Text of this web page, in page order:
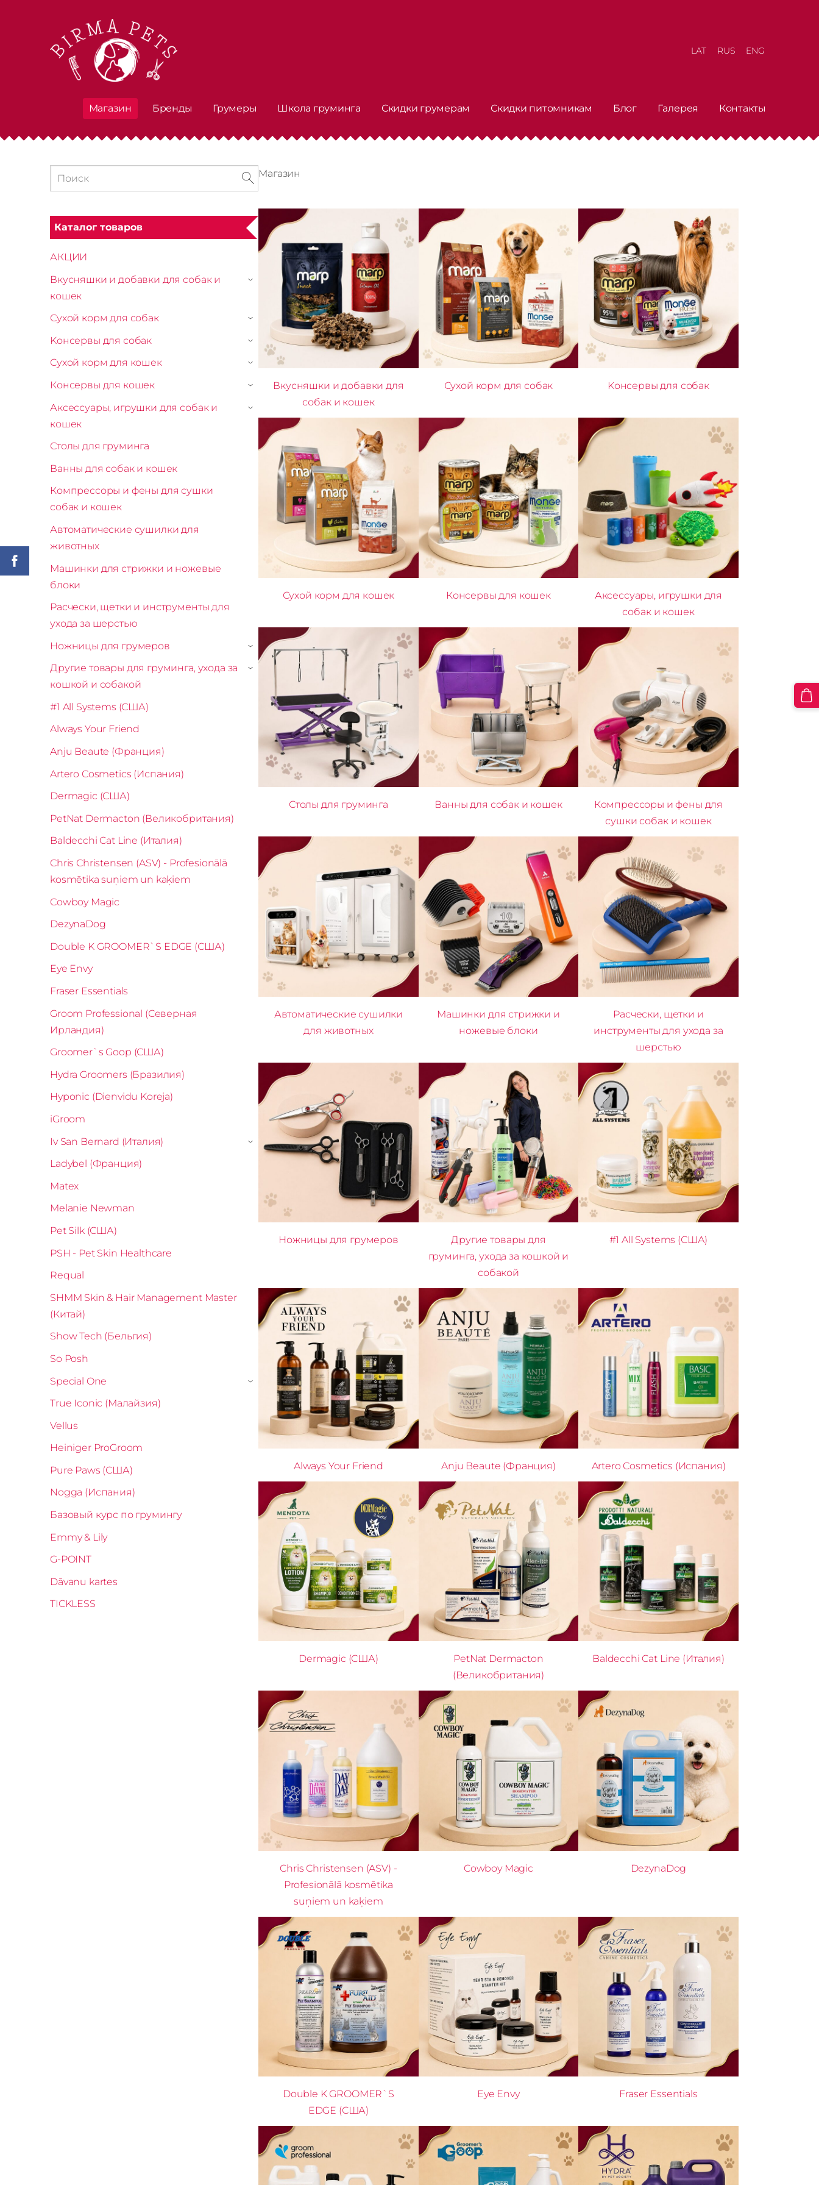
Магазин Бренды Грумеры Школа груминга Скидки грумерам Скидки питомникам Блог Галерея Контакты
LAT RUS ENG
Каталог товаров
АКЦИИ
Вкусняшки и добавки для собак и
кошек
›
Сухой корм для собак ›
Kонсервы для собак ›
Сухой корм для кошек ›
Консервы для кошек ›
Аксессуары, игрушки для собак и
кошек
›
Столы для груминга
Ванны для собак и кошек
Компрессоры и фены для сушки
собак и кошек
Автоматические сушилки для
животных
Машинки для стрижки и ножевые
блоки
Расчески, щетки и инструменты для
ухода за шерстью
Ножницы для грумеров
›
Другие товары для груминга, ухода за
кошкой и собакой
›
#1 All Systems (США)
Always Your Friend
Anju Beaute (Франция)
Artero Cosmetics (Испания)
Dermagic (США)
PetNat Dermacton (Великобритания)
Baldecchi Cat Line (Италия)
Chris Christensen (ASV) - Profesionālā
kosmētika suņiem un kaķiem
Cowboy Magic
DezynaDog
Double K GROOMER`S EDGE (США)
Eye Envy
Fraser Essentials
Groom Professional (Северная
Ирландия)
Groomer`s Goop (США)
Hydra Groomers (Бразилия)
Hyponic (Dienvidu Koreja)
iGroom
Iv San Bernard (Италия)
›
Ladybel (Франция)
Matex
Melanie Newman
Pet Silk (США)
PSH - Pet Skin Healthcare
Requal
SHMM Skin & Hair Management Master
(Китай)
Show Tech (Бельгия)
So Posh
Special One
›
True Iconic (Малайзия)
Vellus
Heiniger ProGroom
Pure Paws (США)
Nogga (Испания)
Базовый курс по грумингу
Emmy & Lily
G-POINT
Dāvanu kartes
TICKLESS
Магазин
Вкусняшки и добавки для
собак и кошек
Сухой корм для собак Kонсервы для собак
Сухой корм для кошек Консервы для кошек
Аксессуары, игрушки для
собак и кошек
Столы для груминга Ванны для собак и кошек
Компрессоры и фены для
сушки собак и кошек
Автоматические сушилки
для животных
Машинки для стрижки и
ножевые блоки
Расчески, щетки и
инструменты для ухода за
шерстью
Ножницы для грумеров
Другие товары для
груминга, ухода за кошкой и
собакой
#1 All Systems (США)
Always Your Friend Anju Beaute (Франция) Artero Cosmetics (Испания)
Dermagic (США)
PetNat Dermacton
(Великобритания)
Baldecchi Cat Line (Италия)
Chris Christensen (ASV) -
Profesionālā kosmētika
suņiem un kaķiem
Cowboy Magic DezynaDog
Double K GROOMER`S
EDGE (США)
Eye Envy Fraser Essentials